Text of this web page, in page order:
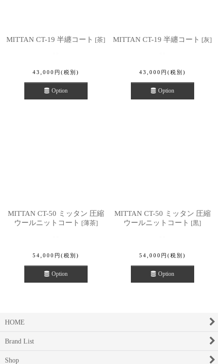
MITTAN CT-19 半纏コート [茶]
43,000 円 (税別)
Option
MITTAN CT-19 半纏コート [灰]
43,000 円 (税別)
Option
MITTAN CT-50 ミッタン 圧縮
ウールニットコート [薄茶]
54,000 円 (税別)
Option
MITTAN CT-50 ミッタン 圧縮
ウールニットコート [黒]
54,000 円 (税別)
Option
HOME
Brand List
Shop